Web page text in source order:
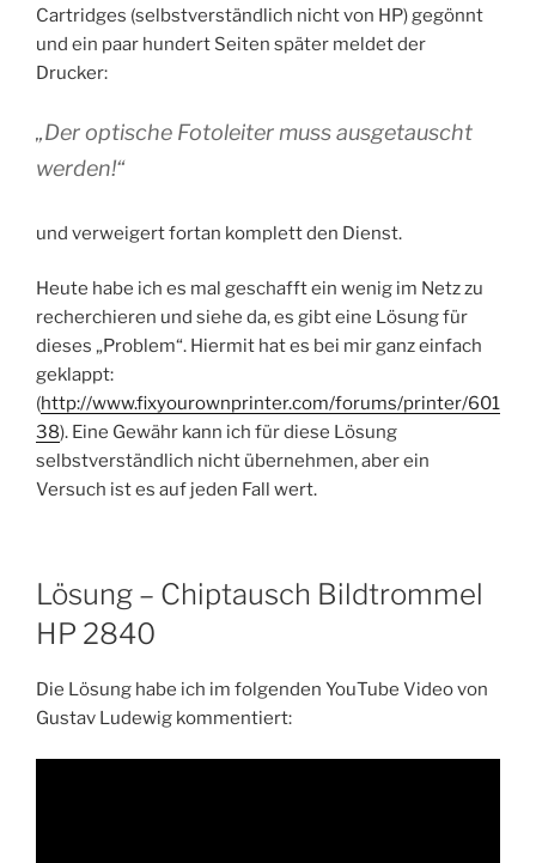
Cartridges (selbstverständlich nicht von HP) gegönnt
und ein paar hundert Seiten später meldet der
Drucker:
„Der optische Fotoleiter muss ausgetauscht
werden!“
und verweigert fortan komplett den Dienst.
Heute habe ich es mal geschafft ein wenig im Netz zu
recherchieren und siehe da, es gibt eine Lösung für
dieses „Problem“. Hiermit hat es bei mir ganz einfach
geklappt:
(http://www.fixyourownprinter.com/forums/printer/601
38). Eine Gewähr kann ich für diese Lösung
selbstverständlich nicht übernehmen, aber ein
Versuch ist es auf jeden Fall wert.
Lösung – Chiptausch Bildtrommel
HP 2840
Die Lösung habe ich im folgenden YouTube Video von
Gustav Ludewig kommentiert: